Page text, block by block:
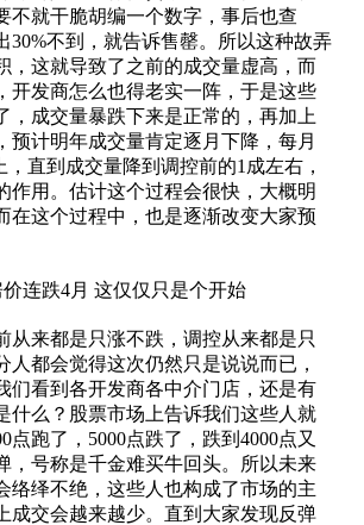
不就干脆胡编一个数字，事后也查
30%不到，就告诉售罄。所以这种故弄
，这就导致了之前的成交量虚高，而
开发商怎么也得老实一阵，于是这些
，成交量暴跌下来是正常的，再加上
预计明年成交量肯定逐月下降，每月
，直到成交量降到调控前的1成左右，
作用。估计这个过程会很快，大概明
在这个过程中，也是逐渐改变大家预
来都是只涨不跌，调控从来都是只
人都会觉得这次仍然只是说说而已，
们看到各开发商各中介门店，还是有
什么？股票市场上告诉我们这些人就
点跑了，5000点跌了，跌到4000点又
，号称是千金难买牛回头。所以未来
络绎不绝，这些人也构成了市场的主
成交会越来越少。直到大家发现反弹